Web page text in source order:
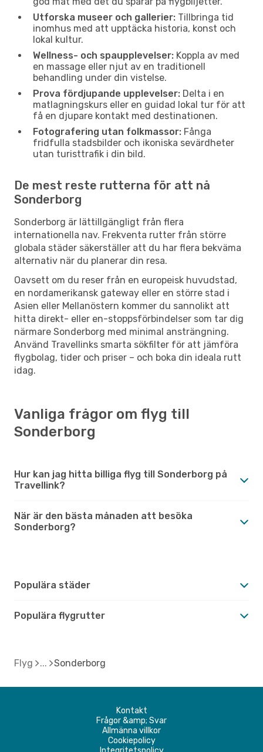
Utforska museer och gallerier: Tillbringa tid
inomhus med att upptäcka historia, konst och
lokal kultur.
Wellness- och spaupplevelser: Koppla av med
en massage eller njut av en traditionell
behandling under din vistelse.
Prova fördjupande upplevelser: Delta i en
matlagningskurs eller en guidad lokal tur för att
få en djupare kontakt med destinationen.
Fotografering utan folkmassor: Fånga
fridfulla stadsbilder och ikoniska sevärdheter
utan turisttrafik i din bild.
De mest reste rutterna för att nå
Sonderborg
Sonderborg är lättillgängligt från flera
internationella nav. Frekventa rutter från större
globala städer säkerställer att du har flera bekväma
alternativ när du planerar din resa.
Oavsett om du reser från en europeisk huvudstad,
en nordamerikansk gateway eller en större stad i
Asien eller Mellanöstern kommer du sannolikt att
hitta direkt- eller en-stoppsförbindelser som tar dig
närmare Sonderborg med minimal ansträngning.
Använd Travellinks smarta sökfilter för att jämföra
flygbolag, tider och priser – och boka din ideala rutt
idag.
Vanliga frågor om flyg till
Sonderborg
Hur kan jag hitta billiga flyg till Sonderborg på
Travellink?
När är den bästa månaden att besöka
Sonderborg?
Populära städer
Populära flygrutter
Flyg Sonderborg
Kontakt
Frågor &amp; Svar
Allmänna villkor
Cookiepolicy